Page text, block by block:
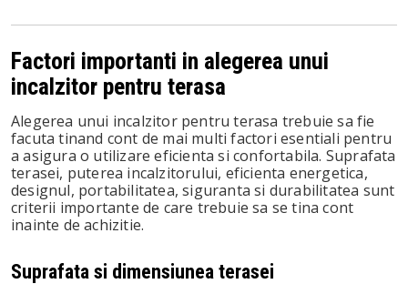
Factori importanti in alegerea unui
incalzitor pentru terasa
Alegerea unui incalzitor pentru terasa trebuie sa fie
facuta tinand cont de mai multi factori esentiali pentru
a asigura o utilizare eficienta si confortabila. Suprafata
terasei, puterea incalzitorului, eficienta energetica,
designul, portabilitatea, siguranta si durabilitatea sunt
criterii importante de care trebuie sa se tina cont
inainte de achizitie.
Suprafata si dimensiunea terasei